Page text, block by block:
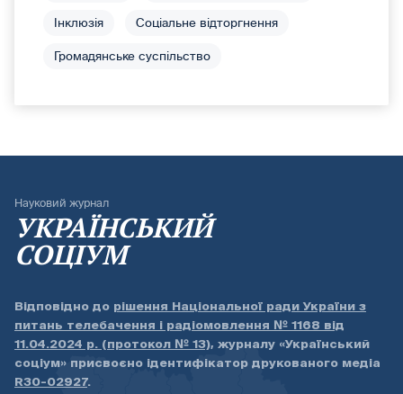
Інклюзія Соціальне відторгнення
Громадянське суспільство
Науковий журнал
УКРАЇНСЬКИЙ
СОЦІУМ
Відповідно до рішення Національної ради України з
питань телебачення і радіомовлення № 1168 від
11.04.2024 р. (протокол № 13), журналу «Український
соціум» присвоєно ідентифікатор друкованого медіа
R30-02927.